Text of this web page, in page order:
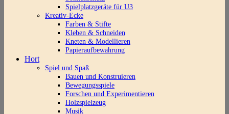
Spielplatzgeräte für U3
Kreativ-Ecke
Farben & Stifte
Kleben & Schneiden
Kneten & Modellieren
Papieraufbewahrung
Hort
Spiel und Spaß
Bauen und Konstruieren
Bewegungsspiele
Forschen und Experimentieren
Holzspielzeug
Musik